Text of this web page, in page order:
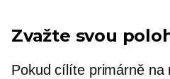
Zvažte svou
Pokud cílíte primárně